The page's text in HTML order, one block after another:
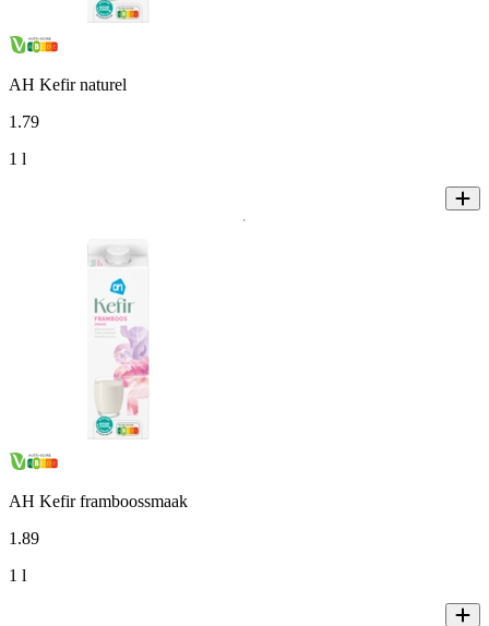
AH Kefir naturel
1 .79
1 l
AH Kefir framboossmaak
1 .89
1 l